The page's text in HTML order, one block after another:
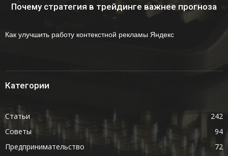
Почему стратегия в трейдинге важнее прогноза
Как улучшить работу контекстной рекламы Яндекс
Категории
Статьи
242
Советы
94
Предпринимательство
72